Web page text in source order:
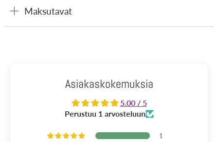
Maksutavat
Asiakaskokemuksia
5.00 / 5
Perustuu 1 arvosteluun
1